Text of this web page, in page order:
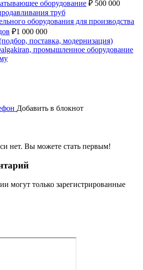
оборудование ₽ 500 000
труб
оборудования для производства
₽1 000 000
поставка, модернизация)
промышленное оборудование
Добавить в блокнот
нет. Вы можете стать первым!
могут только зарегистрированные